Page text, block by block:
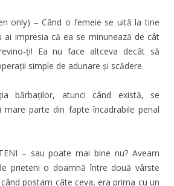
only) – Când o femeie se uită la tine
ai impresia că ea se minunează de cât
ți! Ea nu face altceva decât să
simple de adunare și scădere.
bărbaților, atunci când există, se
parte din fapte încadrabile penal
– sau poate mai bine nu? Aveam
prieteni o doamnă între două vârste
postam câte ceva, era prima cu un